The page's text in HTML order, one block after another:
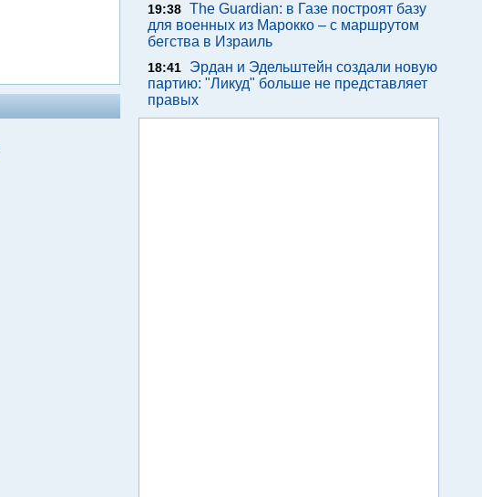
19:38 The Guardian: в Газе построят базу
для военных из Марокко – с маршрутом
бегства в Израиль
18:41
Эрдан и Эдельштейн создали новую
партию: "Ликуд" больше не представляет
правых